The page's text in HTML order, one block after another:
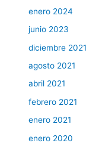
enero 2024
junio 2023
diciembre 2021
agosto 2021
abril 2021
febrero 2021
enero 2021
enero 2020